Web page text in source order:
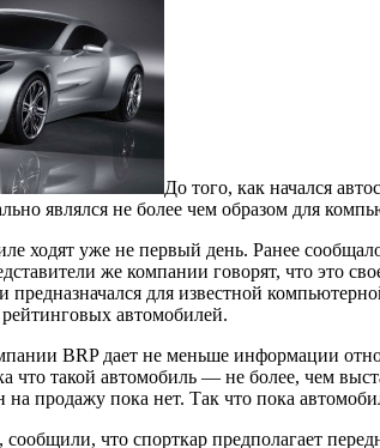
До того, как начался
являлся не более чем образом для
ходят уже не первый день. Ранее
же компании говорят, что это
предназначался для известной
автомобилей.
BRPдает не меньше информации
что такой автомобиль — не более, чем
на продажу пока нет. Так что пока
что спорткар предполагает